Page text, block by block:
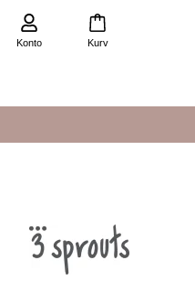
Konto Kurv